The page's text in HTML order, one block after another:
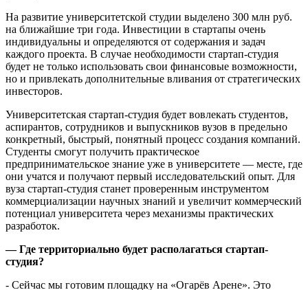
На развитие университетской студии выделено 300 млн руб.
на ближайшие три года. Инвестиции в стартапы очень
индивидуальны и определяются от содержания и задач
каждого проекта. В случае необходимости стартап-студия
будет не только использовать свои финансовые возможности,
но и привлекать дополнительные вливания от стратегических
инвесторов.
Университетская стартап-студия будет вовлекать студентов,
аспирантов, сотрудников и выпускников вузов в предельно
конкретный, быстрый, понятный процесс создания компаний.
Студенты смогут получить практическое
предпринимательское знание уже в университете — месте, где
они учатся и получают первый исследовательский опыт. Для
вуза стартап-студия станет проверенным инструментом
коммерциализации научных знаний и увеличит коммерческий
потенциал университета через механизмы практических
разработок.
— Где территориально будет располагаться стартап-
студия?
- Сейчас мы готовим площадку на «Огарёв Арене». Это